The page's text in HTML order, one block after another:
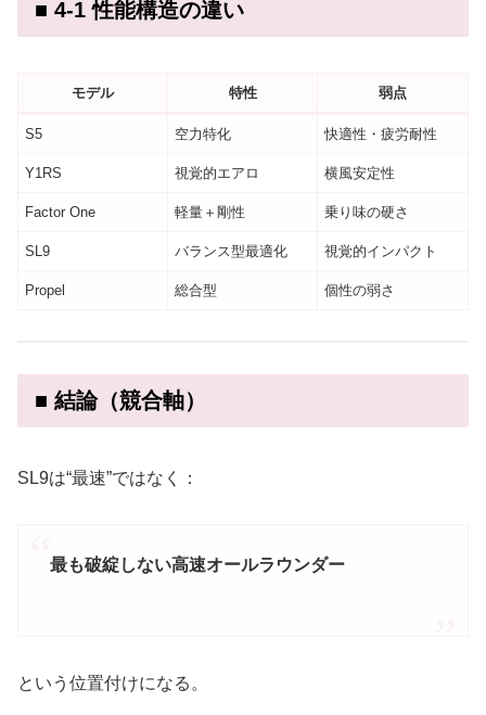
■ 4-1 性能構造の違い
モデル 特性 弱点
S5 空力特化 快適性・疲労耐性
Y1RS 視覚的エアロ 横風安定性
Factor One 軽量＋剛性 乗り味の硬さ
SL9 バランス型最適化 視覚的インパクト
Propel 総合型 個性の弱さ
■ 結論（競合軸）
SL9は“最速”ではなく：
最も破綻しない高速オールラウンダー
という位置付けになる。